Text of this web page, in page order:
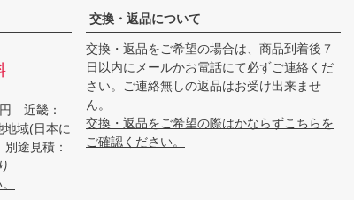
近畿：
域(日本に
途見積：
交換・返品について
交換・返品をご希望の場合は、商品到着後７
日以内にメールかお電話にて必ずご連絡くだ
さい。ご連絡無しの返品はお受け出来ませ
ん。
交換・返品をご希望の際はかならずこちらを
ご確認ください。